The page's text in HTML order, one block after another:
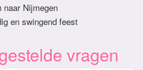
naar Nijmegen
en swingend feest
vragen